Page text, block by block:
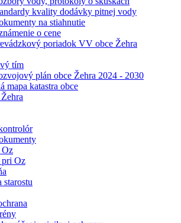
kvality dodávky pitnej vody
na stiahnutie
o cene
poriadok VV obce Žehra
tím
plán obce Žehra 2024 - 2030
mapa katastra obce
Oz
Oz
starostu